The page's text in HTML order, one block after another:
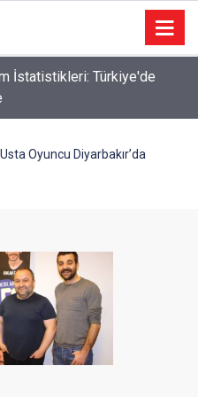
İstatistikleri: Türkiye'de
Oyuncu Diyarbakır’da